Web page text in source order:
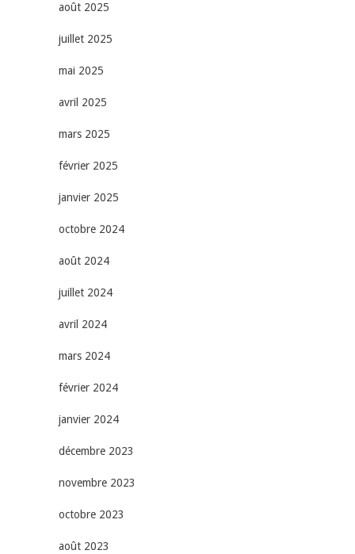
août 2025
juillet 2025
mai 2025
avril 2025
mars 2025
février 2025
janvier 2025
octobre 2024
août 2024
juillet 2024
avril 2024
mars 2024
février 2024
janvier 2024
décembre 2023
novembre 2023
octobre 2023
août 2023